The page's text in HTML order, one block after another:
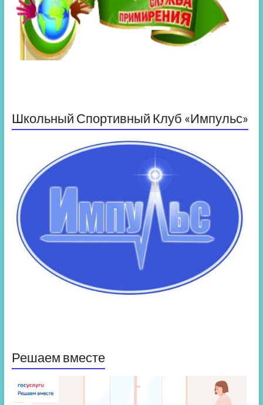
Школьный Спортивный Клуб «Импульс»
Решаем вместе